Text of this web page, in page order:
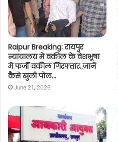
Raipur Breaking: रायपुर
न्यायालय में वकील के वेशभूषा
में फर्जी वकील गिरफ्तार..जानें
कैसे खुली पोल…
June 21, 2026